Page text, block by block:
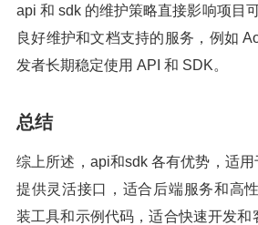
api 和 sdk 的维护策略直接影响项目
良好维护和文档支持的服务，例如
发者长期稳定使用 API 和 SDK。
总结
综上所述，api和sdk 各有优势，适
提供灵活接口，适合后端服务和高
装工具和示例代码，适合快速开发和